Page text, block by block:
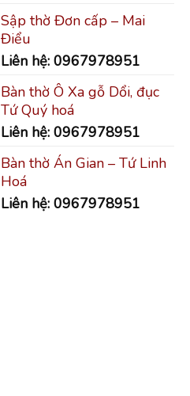
Sập thờ Đơn cấp – Mai
Điểu
Liên hệ: 0967978951
Bàn thờ Ô Xa gỗ Dổi, đục
Tứ Quý hoá
Liên hệ: 0967978951
Bàn thờ Án Gian – Tứ Linh
Hoá
Liên hệ: 0967978951